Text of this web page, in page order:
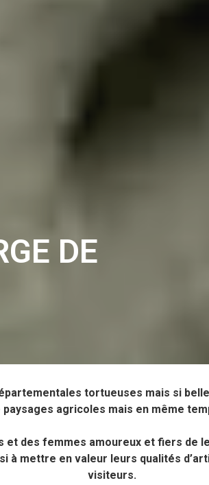
DE
tortueuses mais si
paysages agricoles mais en même
et des femmes amoureux et fiers de
à mettre en valeur leurs qualités
visiteurs.